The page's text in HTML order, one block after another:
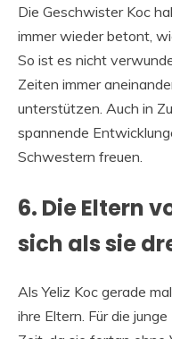
Die Geschwister Koc
immer wieder betont,
So ist es nicht
Zeiten immer
unterstützen. Auch in
spannende
Schwestern freuen.
6. Die Eltern
sich als sie
Als Yeliz Koc gerade
ihre Eltern. Für die